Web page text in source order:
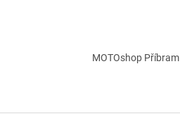
MOTOshop Příbram